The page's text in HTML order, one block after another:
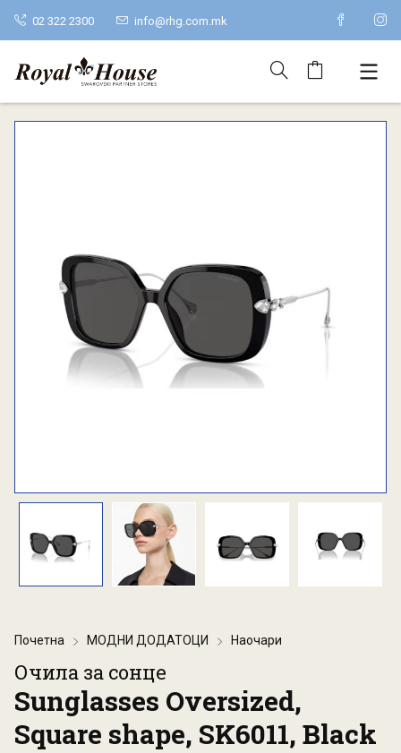
02 322 2300 info@rhg.com.mk
Почетна МОДНИ ДОДАТОЦИ Наочари
Очила за сонце
Sunglasses Oversized,
Square shape, SK6011, Black